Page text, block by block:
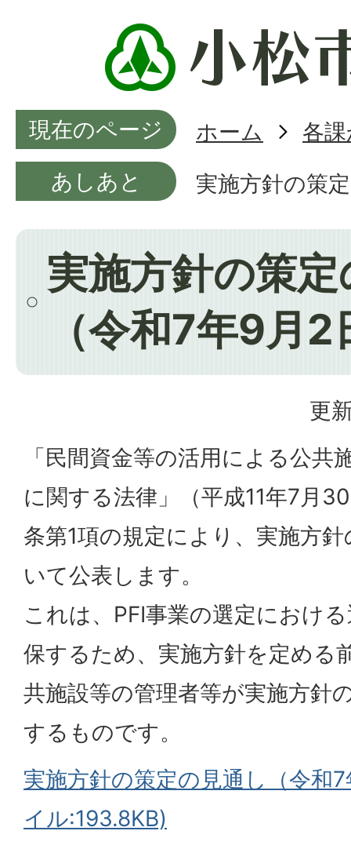
現在のページ ホーム
各
あしあと
実施方針の策
実施方針の策
（令和7年9月2
更
「民間資金等の活用による公共
に関する法律」（平成11年7月
条第1項の規定により、実施方
いて公表します。
これは、PFI事業の選定におけ
保するため、実施方針を定める
共施設等の管理者等が実施方針
するものです。
実施方針の策定の見通し（令和
イル:193.8KB)